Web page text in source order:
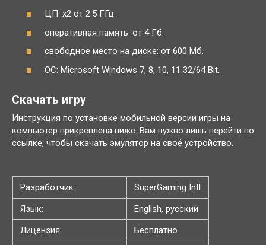
ЦП: x2 от 2.5 ГГц.
оперативная память: от 4 Гб.
свободное место на диске: от 600 Мб.
ОС: Microsoft Windows 7, 8, 10, 11 32/64 Bit.
Скачать игру
Инструкция по установке мобильной версии игры на
компьютер прикреплена ниже. Вам нужно лишь перейти по
ссылке, чтобы скачать эмулятор на своё устройство.
Разработчик:
SuperGaming Intl
Язык:
English, русский
Лицензия:
Бесплатно